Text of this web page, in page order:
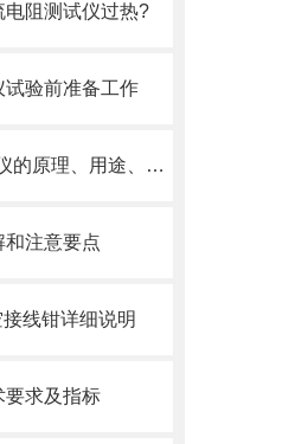
电阻测试仪过热?
验前准备工作
100A回路电阻测试仪的原理、用途、优点以及使用方法讲解
和注意要点
线钳详细说明
要求及指标